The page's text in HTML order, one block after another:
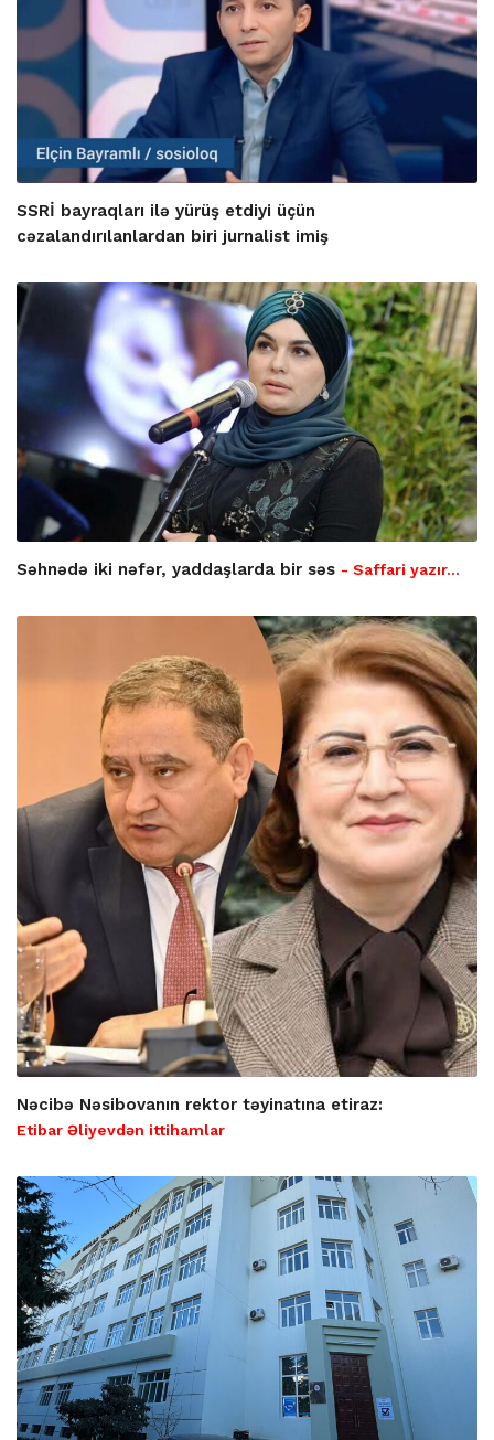
SSRİ bayraqları ilə yürüş etdiyi üçün
cəzalandırılanlardan biri jurnalist imiş
Səhnədə iki nəfər, yaddaşlarda bir səs - Saffari yazır…
Nəcibə Nəsibovanın rektor təyinatına etiraz:
Etibar Əliyevdən ittihamlar